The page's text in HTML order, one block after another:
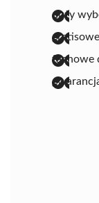
duży
fachowe